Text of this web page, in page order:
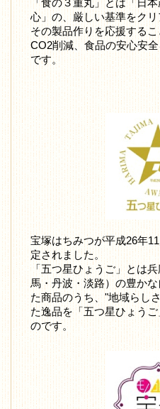
心」の、厳しい基準をク
その製品作りを応援する
CO2削減、食品の安心安
です。
宝塚はちみつが平成26年
定されました。
「五つ星ひょうご」とは
馬・丹波・淡路）の豊か
た商品のうち、"地域らし
た逸品を「五つ星ひょう
のです。